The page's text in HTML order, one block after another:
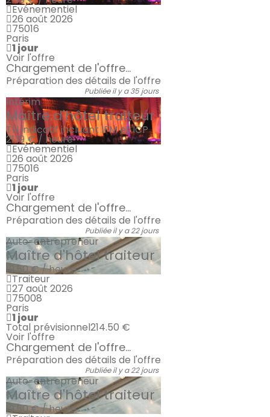
Evénementiel
26 août 2026
75016
Paris
1 jour
Voir l'offre
Chargement de l'offre...
Préparation des détails de l'offre
Publiée il y a 35 jours
Intérim
Maître d'hôtel traiteur
TH indicatif incluant IFM et ICP
21.19 € / heure
Evénementiel
26 août 2026
75016
Paris
1 jour
Voir l'offre
Chargement de l'offre...
Préparation des détails de l'offre
Publiée il y a 22 jours
Auto-entrepreneur
Maître d'hôtel traiteur
19.50 € / heure
Traiteur
27 août 2026
75008
Paris
1 jour
Total prévisionnel214.50 €
Voir l'offre
Chargement de l'offre...
Préparation des détails de l'offre
Publiée il y a 22 jours
Auto-entrepreneur
Maître d'hôtel traiteur
19.50 € / heure